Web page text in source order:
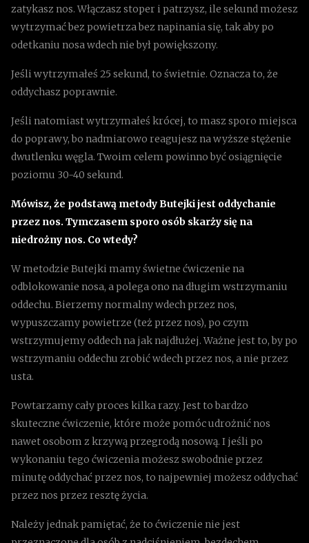
zatykasz nos. Włączasz stoper i patrzysz, ile sekund możesz
wytrzymać bez powietrza bez napinania się, tak aby po
odetkaniu nosa wdech nie był powiększony.
Jeśli wytrzymałeś 25 sekund, to świetnie. Oznacza to, że
oddychasz poprawnie.
Jeśli natomiast wytrzymałeś krócej, to masz sporo miejsca
do poprawy, bo nadmiarowo reagujesz na wyższe stężenie
dwutlenku węgla. Twoim celem powinno być osiągnięcie
poziomu 30-40 sekund.
Mówisz, że podstawą metody Butejki jest oddychanie
przez nos. Tymczasem sporo osób skarży się na
niedrożny nos. Co wtedy?
W metodzie Butejki mamy świetne ćwiczenie na
odblokowanie nosa, a polega ono na długim wstrzymaniu
oddechu. Bierzemy normalny wdech przez nos,
wypuszczamy powietrze (też przez nos), po czym
wstrzymujemy oddech na jak najdłużej. Ważne jest to, by po
wstrzymaniu oddechu zrobić wdech przez nos, a nie przez
usta.
Powtarzamy cały proces kilka razy. Jest to bardzo
skuteczne ćwiczenie, które może pomóc udrożnić nos
nawet osobom z krzywą przegrodą nosową. I jeśli po
wykonaniu tego ćwiczenia możesz swobodnie przez
minutę oddychać przez nos, to najpewniej możesz oddychać
przez nos przez resztę życia.
Należy jednak pamiętać, że to ćwiczenie nie jest